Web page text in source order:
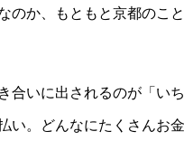
のか、もともと京都のこ
合いに出されるのが「い
い。どんなにたくさんお